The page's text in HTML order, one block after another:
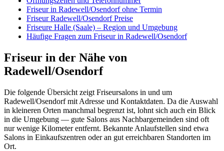
Friseur in Radewell/Osendorf ohne Termin
Friseur Radewell/Osendorf Preise
Friseure Halle (Saale) – Region und Umgebung
Häufige Fragen zum Friseur in Radewell/Osendorf
Friseur in der Nähe von
Radewell/Osendorf
Die folgende Übersicht zeigt Friseursalons in und um
Radewell/Osendorf mit Adresse und Kontaktdaten. Da die Auswahl
in kleineren Orten manchmal begrenzt ist, lohnt sich auch ein Blick
in die Umgebung — gute Salons aus Nachbargemeinden sind oft
nur wenige Kilometer entfernt. Bekannte Anlaufstellen sind etwa
Salons in Einkaufszentren oder an gut erreichbaren Standorten im
Ort.